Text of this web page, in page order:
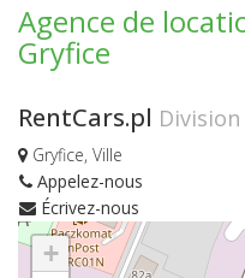
Agence de
Gryfice
RentCars.pl
Gryfice, Ville
Appelez-nous
Écrivez-nous
+